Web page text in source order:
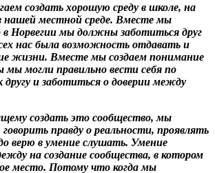
создать хорошую среду в школе, на
нашей местной среде. Вместе мы
в Норвегии мы должны заботиться друг
нас была возможность отдавать и
жизни. Вместе мы создаем понимание
мы могли правильно вести себя по
и заботиться о доверии между
создать это сообщество, мы
правду о реальности, проявлять
верю в умение слушать. Умение
на создание сообщества, в котором
место. Потому что когда мы